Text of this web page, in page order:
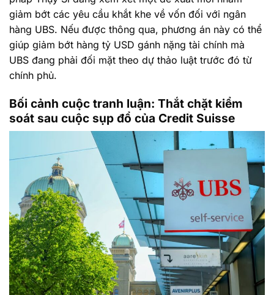
giảm bớt các yêu cầu khắt khe về vốn đối với ngân
hàng UBS. Nếu được thông qua, phương án này có thể
giúp giảm bớt hàng tỷ USD gánh nặng tài chính mà
UBS đang phải đối mặt theo dự thảo luật trước đó từ
chính phủ.
Bối cảnh cuộc tranh luận: Thắt chặt kiểm
soát sau cuộc sụp đổ của Credit Suisse